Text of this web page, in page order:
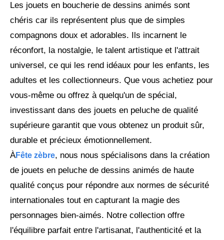
Les jouets en boucherie de dessins animés sont
chéris car ils représentent plus que de simples
compagnons doux et adorables. Ils incarnent le
réconfort, la nostalgie, le talent artistique et l'attrait
universel, ce qui les rend idéaux pour les enfants, les
adultes et les collectionneurs. Que vous achetiez pour
vous-même ou offrez à quelqu'un de spécial,
investissant dans des jouets en peluche de qualité
supérieure garantit que vous obtenez un produit sûr,
durable et précieux émotionnellement.
ÀFête zèbre, nous nous spécialisons dans la création
de jouets en peluche de dessins animés de haute
qualité conçus pour répondre aux normes de sécurité
internationales tout en capturant la magie des
personnages bien-aimés. Notre collection offre
l'équilibre parfait entre l'artisanat, l'authenticité et la